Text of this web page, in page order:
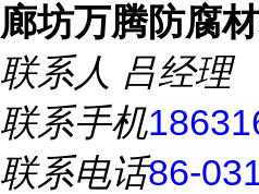
廊坊万腾防腐
联系人 吕经理
联系手机
联系电话86-